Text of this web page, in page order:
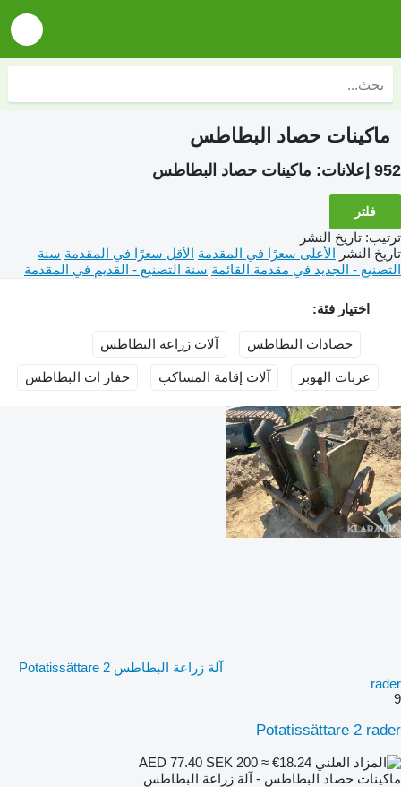
ماكينات حصاد البطاطس
952 إعلانات: ماكينات حصاد البطاطس
فلتر
ترتيب: تاريخ النشر
تاريخ النشر الأعلى سعرًا في المقدمة الأقل سعرًا في المقدمة سنة
التصنيع - الجديد في مقدمة القائمة سنة التصنيع - القديم في المقدمة
اختيار فئة:
حصادات البطاطس آلات زراعة البطاطس
عربات الهوبر آلات إقامة المساكب حفار ات البطاطس
آلة زراعة البطاطس Potatissättare 2
rader
9
Potatissättare 2 rader
SEK 200 ≈ €18.24
ماكينات حصاد البطاطس - آلة زراعة البطاطس